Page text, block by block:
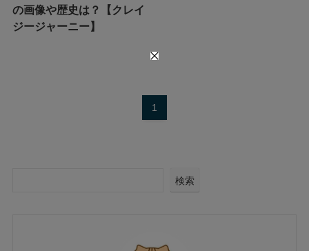
の画像や歴史は？【クレイ
ジージャーニー】
1
検索